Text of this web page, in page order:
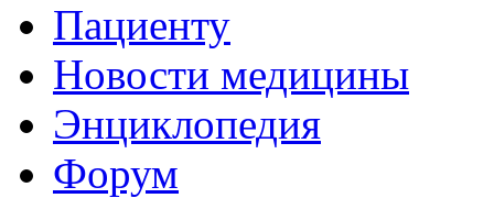
Пациенту
Новости медицины
Энциклопедия
Форум